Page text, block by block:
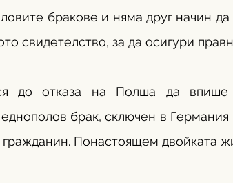
бракове и няма друг начин да
свидетелство, за да осигури
до отказа на Полша да впише
брак, сключен в
гражданин. Понастоящем двойката